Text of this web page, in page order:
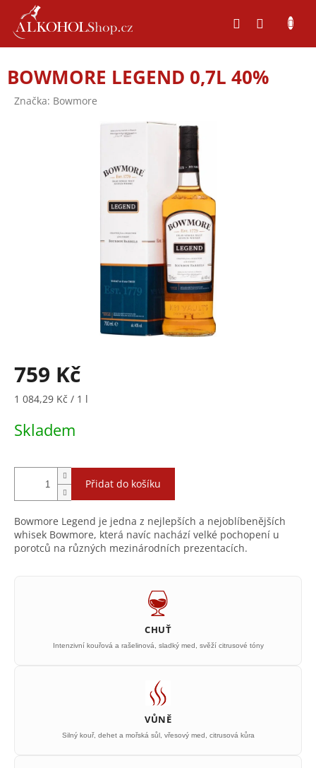
obsah
BOWMORE LEGEND 0,7L 40%
Značka: Bowmore
759 Kč
Měrná
1 084,29 Kč / 1 l
Skladem
Přidat do košíku
Bowmore Legend je jedna z nejlepších a nejoblíbenějších
whisek Bowmore, která navíc nachází velké pochopení u
porotců na různých mezinárodních prezentacích.
CHUŤ
Intenzivní kouřová a rašelinová, sladký med, svěží citrusové tóny
VŮNĚ
Silný kouř, dehet a mořská sůl, vřesový med, citrusová kůra